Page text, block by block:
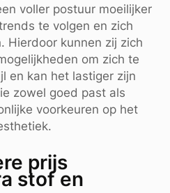
voller postuur moeilijker
te volgen en zich
Hierdoor kunnen zij zich
om zich te
en kan het lastiger zijn
zowel goed past als
voorkeuren op het
prijs
stof en